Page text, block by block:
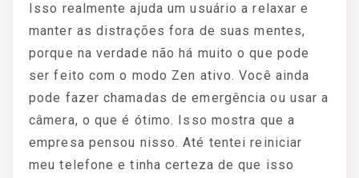
Isso realmente ajuda um usuário a relaxar e
manter as distrações fora de suas mentes,
porque na verdade não há muito o que pode
ser feito com o modo Zen ativo. Você ainda
pode fazer chamadas de emergência ou usar a
câmera, o que é ótimo. Isso mostra que a
empresa pensou nisso. Até tentei reiniciar
meu telefone e tinha certeza de que isso